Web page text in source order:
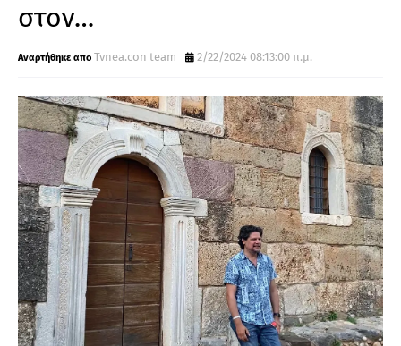
στον…
Tvnea.con team 2/22/2024 08:13:00 π.μ.